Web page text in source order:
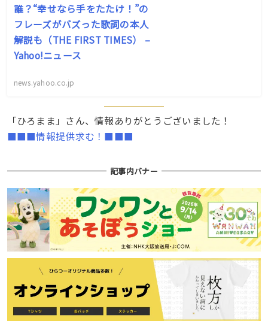
誰？“幸せなら手をたたけ！”の
フレーズがバズった歌詞の本人
解説も（THE FIRST TIMES） –
Yahoo!ニュース
news.yahoo.co.jp
「ひろまま」さん、情報ありがとうございました！
■■■情報提供求む！■■■
記事内バナー